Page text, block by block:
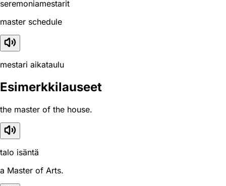
seremoniamestarit
master schedule
mestari aikataulu
Esimerkkilauseet
the master of the house.
talo isäntä
a Master of Arts.